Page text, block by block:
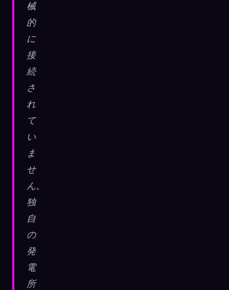
械
的
に
接
続
さ
れ
て
い
ま
せ
ん。
独
自
の
発
電
所